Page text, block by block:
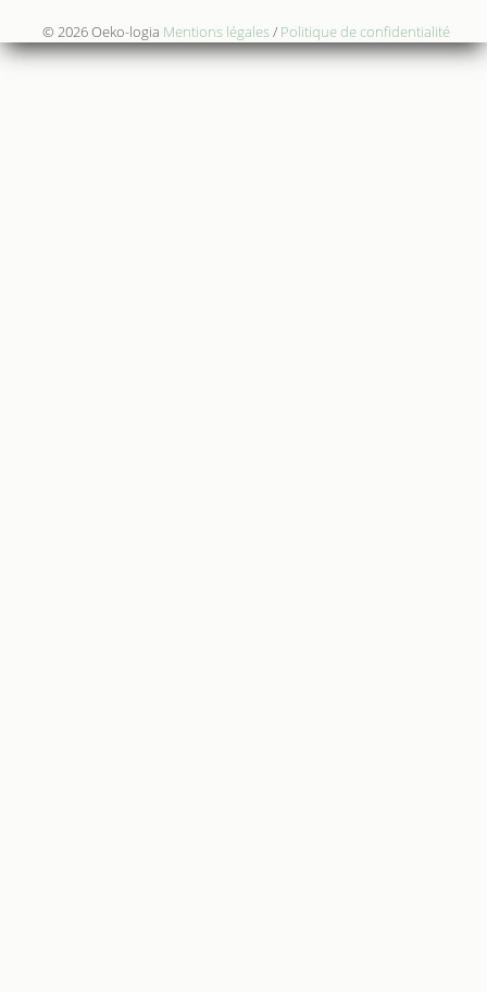
© 2026 Oeko-logia Mentions légales/ Politique de confidentialité